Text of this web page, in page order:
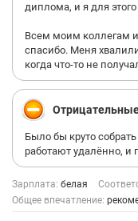
диплома, и я для
Всем моим коллегам и
спасибо. Меня
когда что-то не
Было бы круто
работают удалённо, и
Зарплата: белая
Общее впечатление: